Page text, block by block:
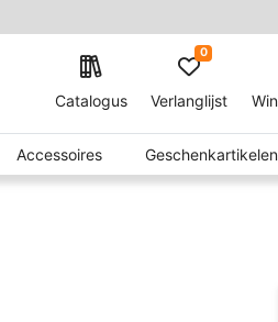
Catalogus Verlanglijst
0
Accessoires